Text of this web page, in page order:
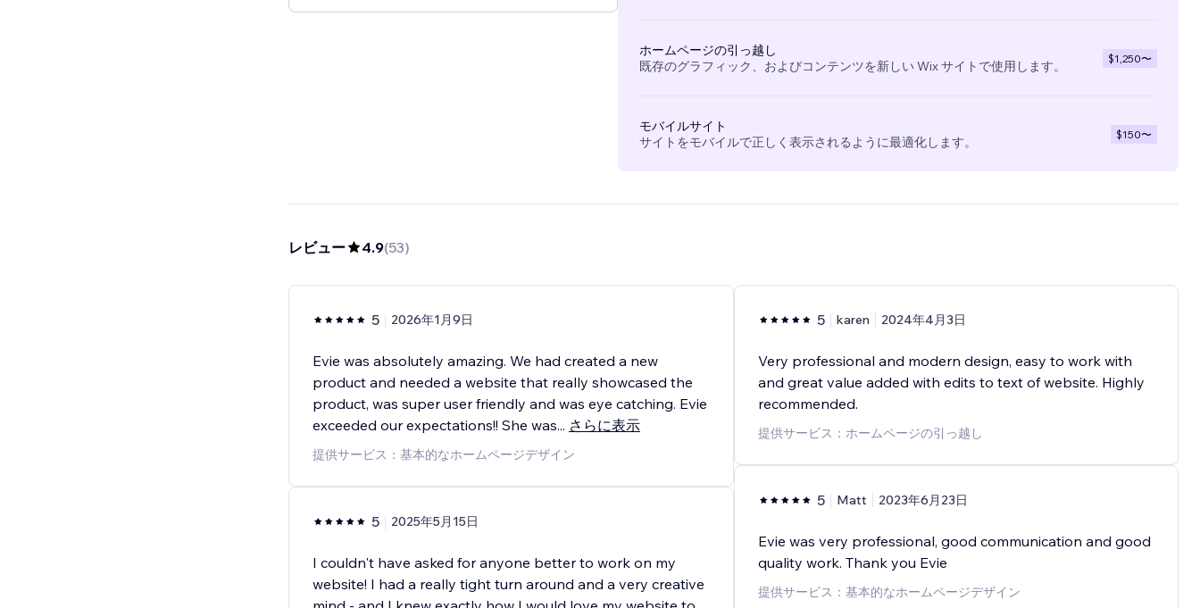
ホームページの引っ越し
既存のグラフィック、およびコンテンツを新しい Wix サイトで使用します。
$1,250〜
モバイルサイト
サイトをモバイルで正しく表示されるように最適化します。
$150〜
レビュー 4.9(53)
5 2026年1月9日
Evie was absolutely amazing. We had created a new
product and needed a website that really showcased the
product, was super user friendly and was eye catching. Evie
exceeded our expectations!! She was... さらに表示
提供サービス：基本的なホームページデザイン
5 2025年5月15日
I couldn't have asked for anyone better to work on my
website! I had a really tight turn around and a very creative
5 karen 2024年4月3日
Very professional and modern design, easy to work with
and great value added with edits to text of website. Highly
recommended.
提供サービス：ホームページの引っ越し
5 Matt 2023年6月23日
Evie was very professional, good communication and good
quality work. Thank you Evie
提供サービス：基本的なホームページデザイン